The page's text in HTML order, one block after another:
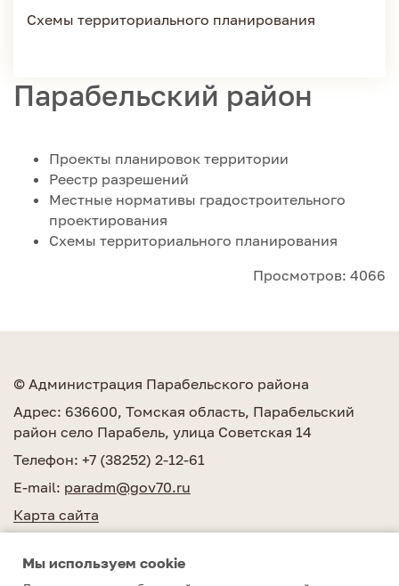
Схемы территориального планирования
Парабельский район
Проекты планировок территории
Реестр разрешений
Местные нормативы градостроительного
проектирования
Схемы территориального планирования
Просмотров: 4066
© Администрация Парабельского района
Адрес: 636600, Томская область, Парабельский
район село Парабель, улица Советская 14
Телефон: +7 (38252) 2-12-61
E-mail: paradm@gov70.ru
Карта сайта
Мы используем сookie